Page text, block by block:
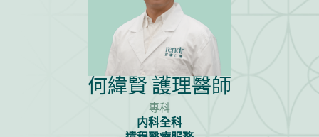
何緯賢 護理醫師
專科
内科全科